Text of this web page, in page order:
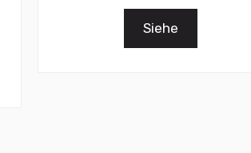
Siehe